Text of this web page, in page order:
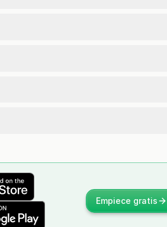
Empiece gratis